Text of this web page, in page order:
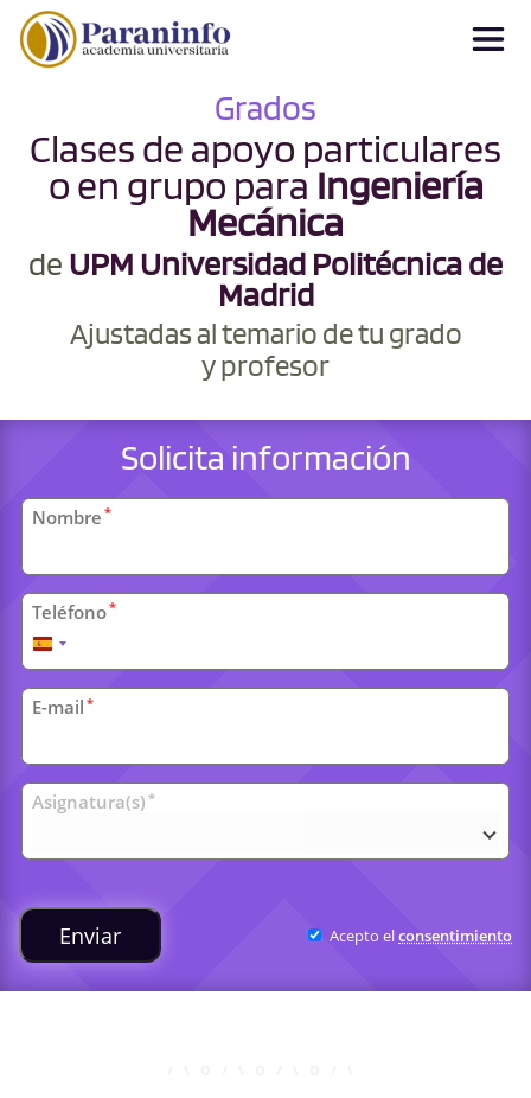
Grados
Clases de apoyo particulares
o en grupo para Ingeniería
Mecánica
de UPM Universidad Politécnica de
Madrid
Ajustadas al temario de tu grado
y profesor
Solicita información
Datos
personales
Nombre *
Teléfono*
España
+34
E-mail *
Clases
universitarias
Asignatura(s) *
Enviar Acepto elconsentimiento